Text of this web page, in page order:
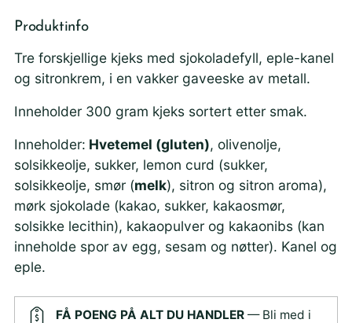
Produktinfo
Tre forskjellige kjeks med sjokoladefyll, eple-kanel
og sitronkrem, i en vakker gaveeske av metall.
Inneholder 300 gram kjeks sortert etter smak.
Inneholder: Hvetemel (gluten), olivenolje,
solsikkeolje, sukker, lemon curd (sukker,
solsikkeolje, smør (melk), sitron og sitron aroma),
mørk sjokolade (kakao, sukker, kakaosmør,
solsikke lecithin), kakaopulver og kakaonibs (kan
inneholde spor av egg, sesam og nøtter). Kanel og
eple.
FÅ POENG PÅ ALT DU HANDLER — Bli med i